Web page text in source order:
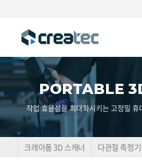
PORTABLE
작업 효율성을 최대화시키는 고정밀
크레아폼 3D 스캐너 다관절 측정기